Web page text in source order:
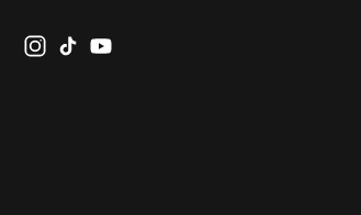
Schau auf Instagram vorbei – öffnet in
Sieh dir unsere TikTok-Videos an –
Sieh dir unsere Videos auf